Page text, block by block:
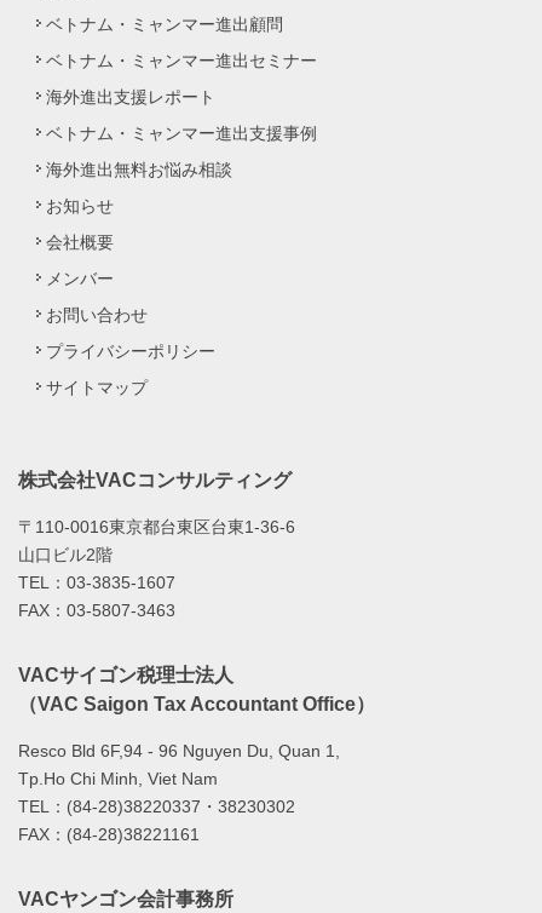
ベトナム・ミャンマー進出顧問
ベトナム・ミャンマー進出セミナー
海外進出支援レポート
ベトナム・ミャンマー進出支援事例
海外進出無料お悩み相談
お知らせ
会社概要
メンバー
お問い合わせ
プライバシーポリシー
サイトマップ
株式会社VACコンサルティング
〒110-0016東京都台東区台東1-36-6
山口ビル2階
TEL：03-3835-1607
FAX：03-5807-3463
VACサイゴン税理士法人
（VAC Saigon Tax Accountant Office）
Resco Bld 6F,94 - 96 Nguyen Du, Quan 1,
Tp.Ho Chi Minh, Viet Nam
TEL：(84-28)38220337・38230302
FAX：(84-28)38221161
VACヤンゴン会計事務所